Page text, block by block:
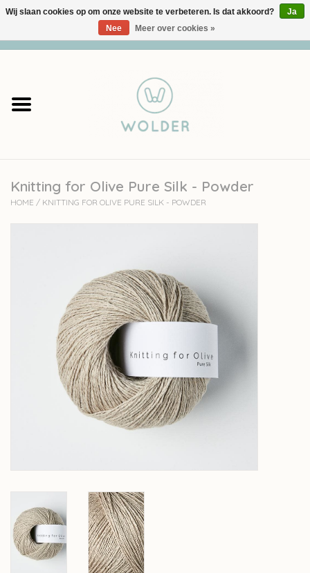
Garens
Accessoires
Over wolder
Knitting for Olive Pure Silk - Powder
HOME / KNITTING FOR OLIVE PURE SILK - POWDER
Wij slaan cookies op om onze website te verbeteren. Is dat akkoord?
Ja
Nee
Meer over cookies »